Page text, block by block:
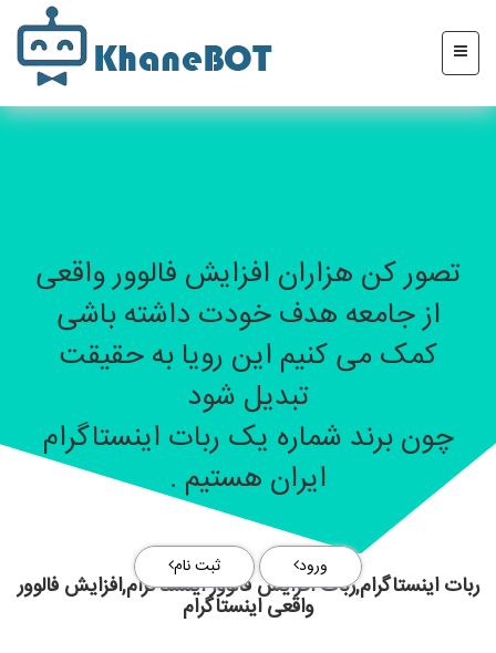
تصور کن هزاران افزایش فالوور واقعی
از جامعه هدف خودت داشته باشی
کمک می کنیم این رویا به حقیقت
تبدیل شود
چون برند شماره یک ربات اینستاگرام
ایران هستیم .
ورود ثبت نام
ربات اینستاگرام,ربات افزایش فالوور اینستاگرام,افزایش فالوور
واقعی اینستاگرام